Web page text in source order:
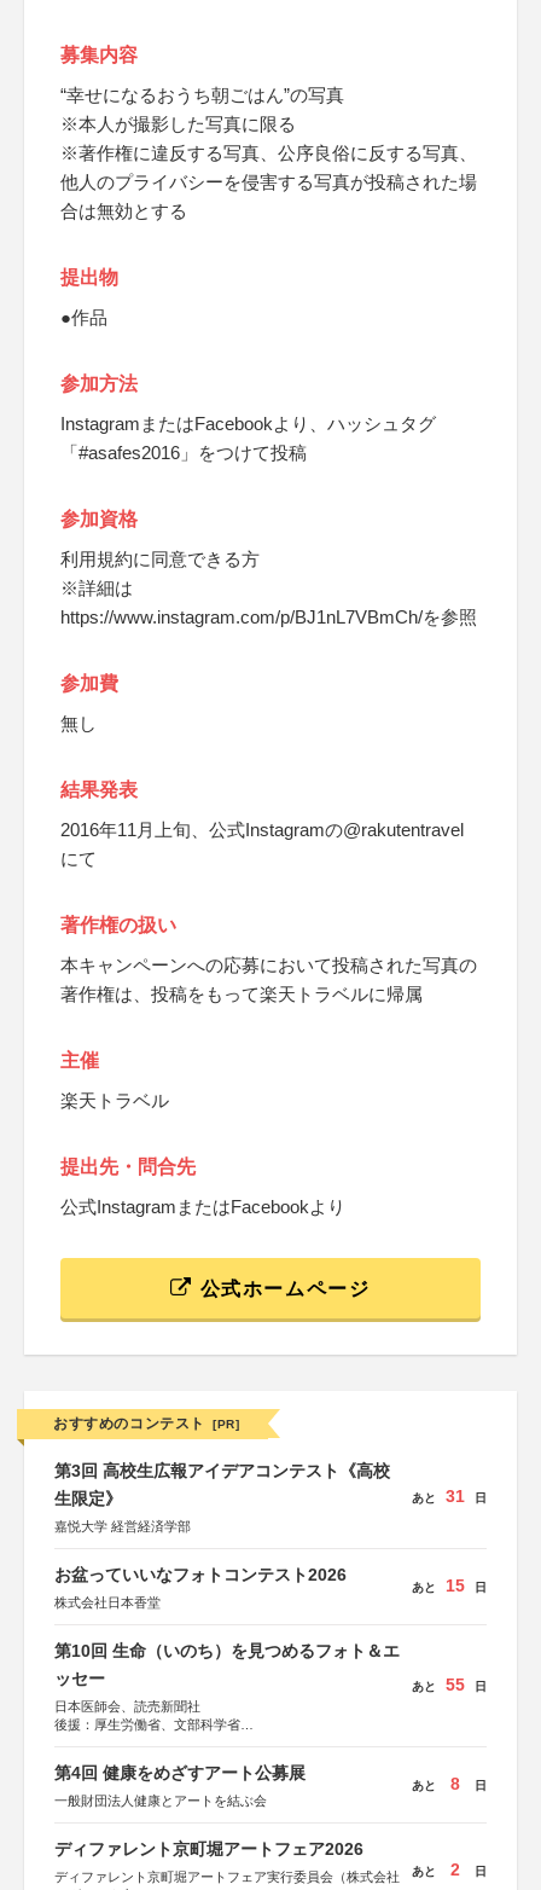
募集内容
“幸せになるおうち朝ごはん”の写真
※本人が撮影した写真に限る
※著作権に違反する写真、公序良俗に反する写真、
他人のプライバシーを侵害する写真が投稿された場
合は無効とする
提出物
●作品
参加方法
InstagramまたはFacebookより、ハッシュタグ
「#asafes2016」をつけて投稿
参加資格
利用規約に同意できる方
※詳細は
https://www.instagram.com/p/BJ1nL7VBmCh/を参照
参加費
無し
結果発表
2016年11月上旬、公式Instagramの@rakutentravel
にて
著作権の扱い
本キャンペーンへの応募において投稿された写真の
著作権は、投稿をもって楽天トラベルに帰属
主催
楽天トラベル
提出先・問合先
公式InstagramまたはFacebookより
公式ホームページ
おすすめのコンテスト [PR]
第3回 高校生広報アイデアコンテスト《高校
生限定》
嘉悦大学 経営経済学部
あと 31 日
お盆っていいなフォトコンテスト2026
株式会社日本香堂
あと 15 日
第10回 生命（いのち）を見つめるフォト＆エ
ッセー
日本医師会、読売新聞社
後援：厚生労働省、文部科学省
しん生命保険株式会社
あと 55 日
第4回 健康をめざすアート公募展
一般財団法人健康とアートを結ぶ会
あと 8 日
ディファレント京町堀アートフェア2026
ディファレント京町堀アートフェア実行委員会（株式会社
あと 2 日